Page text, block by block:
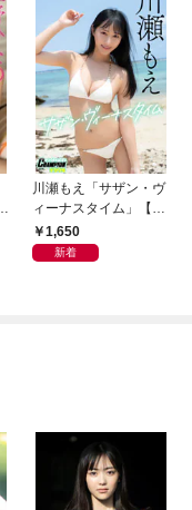
川瀬もえ「サザン・ヴ
ィーナスタイム」【ヤ
ングチャンピオンデジ
グラ】
1,650
新着